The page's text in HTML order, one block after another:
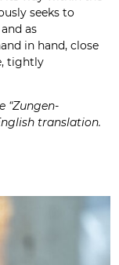
seeks to
as
in hand, close
tightly
“Zungen-
translation.